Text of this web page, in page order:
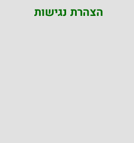
הצהרת נגישות